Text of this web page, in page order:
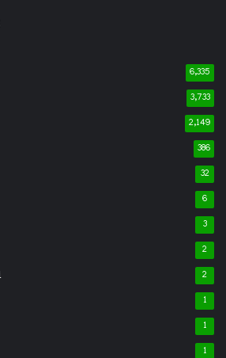
6,335
3,733
2,149
386
32
6
3
2
2
1
1
1